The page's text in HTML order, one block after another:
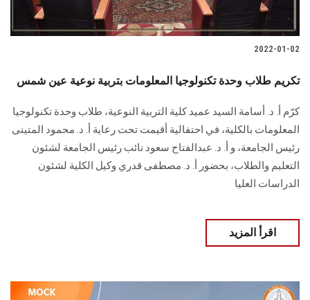
2022-01-02
تكريم طلاب وحدة تكنولوجيا المعلومات بتربية نوعية عين شمس
كرّم أ. د. أسامة السيد عميد كلية التربية النوعية، طلاب وحدة تكنولوجيا
المعلومات بالكلية، في احتفالية أقيمت تحت رعاية أ. د. محمود المتينى
رئيس الجامعة، و أ. د. عبدالفتاح سعود نائب رئيس الجامعة لشئون
التعليم والطلاب، بحضور أ. د. مصطفى قدري وكيل الكلية لشئون
الدراسات العليا
اقرأ المزيد